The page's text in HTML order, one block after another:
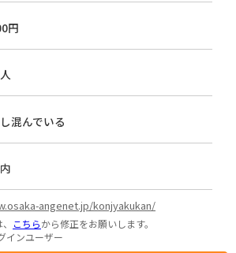
円
混んでいる
angenet.jp/konjyakukan/
こちらから修正をお願いします。
インユーザー